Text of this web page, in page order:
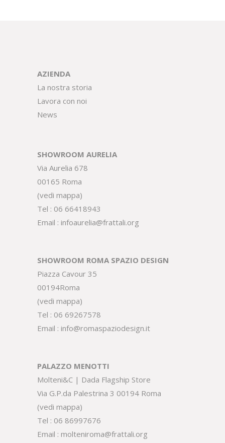
AZIENDA
La nostra storia
Lavora con noi
News
SHOWROOM AURELIA
Via Aurelia 678
00165 Roma
(vedi mappa)
Tel : 06 66418943
Email : infoaurelia@frattali.org
SHOWROOM ROMA SPAZIO DESIGN
Piazza Cavour 35
00194Roma
(vedi mappa)
Tel : 06 69267578
Email : info@romaspaziodesign.it
PALAZZO MENOTTI
Molteni&C | Dada Flagship Store
Via G.P.da Palestrina 3 00194 Roma
(vedi mappa)
Tel : 06 86997676
Email : molteniroma@frattali.org